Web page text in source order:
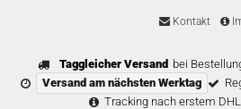
Kontakt
Taggleicher Versand bei
Versand am nächsten Werktag
Tracking nach erstem